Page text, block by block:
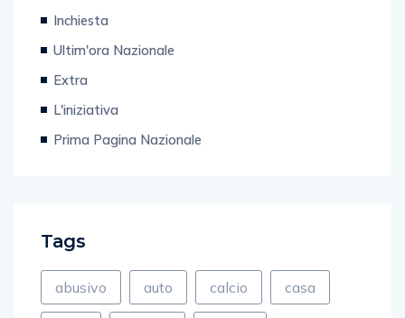
Inchiesta
Ultim'ora Nazionale
Extra
L'iniziativa
Prima Pagina Nazionale
Tags
abusivo auto calcio casa